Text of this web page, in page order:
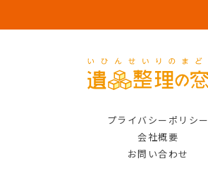
プライバシーポリシー
会社概要
お問い合わせ